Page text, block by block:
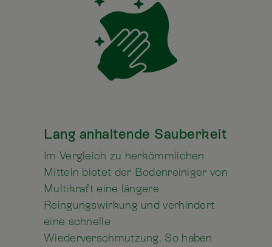
Lang anhaltende Sauberkeit
Im Vergleich zu herkömmlichen
Mitteln bietet der Bodenreiniger von
Multikraft eine längere
Reingungswirkung und verhindert
eine schnelle
Wiederverschmutzung. So haben